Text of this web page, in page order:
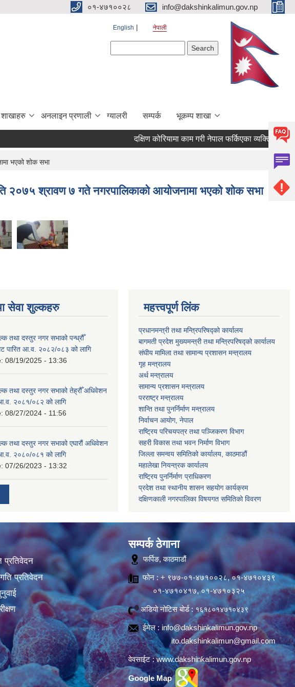
०१-४७१००२८ info@dakshinkalimun.gov.np
English नेपाली
अनलाइन प्रणाली ग्यालरी सम्पर्क भूकम्प शाखा
दक्षिण कोरियामा काम गरी नेपाल फर्किएका
भएको शोक सभा
२०७५ श्रावण ७ गते नगरपालिकाको आयोजनामा भएको शोक सभा
सेवा शुल्कहरु
तथा दस्तुर नगर सभाको पन्ध्रौँ
पारित आ.व. २०८२/०८३ को लागि
08/19/2025 - 13:36
तथा दस्तुर नगर सभाको तेह्रौँ अधिवेशन
आ.व. २०८१/०८२ को लागि
08/27/2024 - 11:56
तथा दस्तुर नगर सभाको एघारौं अधिवेशन
आ.व. २०८०/०८१ को लागि
07/26/2023 - 13:32
महत्त्वपूर्ण लिंक
प्रधानमन्त्री तथा मन्त्रिपरिषद्को कार्यालय
बागमती प्रदेश मुख्यमन्त्री तथा मन्त्रिपरिषद्को कार्यालय
संघीय मामिला तथा सामान्य प्रशासन मन्त्रालय
गृह मन्त्रालय
अर्थ मन्त्रालय
सामान्य प्रशासन मन्त्रालय
परराष्ट्र मन्त्रालय
शान्ति तथा पुनर्निर्माण मन्त्रालय
निर्वाचन आयोग, नेपाल
राष्ट्रिय परिचयपत्र तथा पञ्जिकरण विभाग
सहरी विकास तथा भवन निर्माण विभाग
जिल्ला समन्वय समितिको कार्यालय, काठमाडौं
महालेखा नियन्त्रक कार्यालय
राष्ट्रिय पुनर्निर्माण प्राधिकरण
प्रदेश तथा स्थानीय शासन सहयोग कार्यक्रम
दक्षिणकाली नगरपालिका विषयगत समितिको विवरण
प्रतिवेदन
प्रतिवेदन
सम्पर्क ठेगाना
फर्पिङ, काठमाडौं
फोन : + ९७७-०१-४७१००२८, ०१-४७१०४३९
०१-४७१०४१७, ०१-४७१०३२५
अडियो नोटिस बोर्ड : १६१८०१४७१०४३९
ईमेल : info@dakshinkalimun.gov.np
ito.dakshinkalimun@gmail.com
वेवसाईट :www.dakshinkalimun.gov.np
Google Map